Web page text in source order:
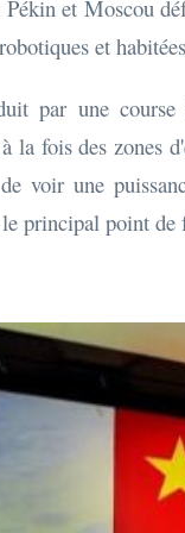
et Moscou
et
par une
la fois des zones
voir une
principal point